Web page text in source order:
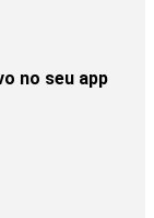
no seu app